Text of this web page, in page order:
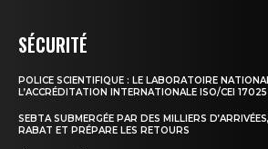
SÉCURITÉ
POLICE SCIENTIFIQUE : LE LABORATOIRE
L’ACCRÉDITATION INTERNATIONALE ISO/CEI 17025
SEBTA SUBMERGÉE PAR DES MILLIERS
RABAT ET PRÉPARE LES RETOURS